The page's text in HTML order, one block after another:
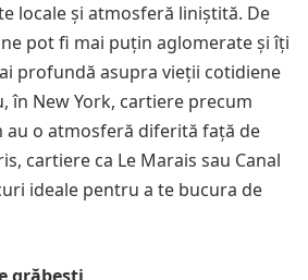
locale și atmosferă liniștită. De
pot fi mai puțin aglomerate și îți
profundă asupra vieții cotidiene
în New York, cartiere precum
au o atmosferă diferită față de
cartiere ca Le Marais sau Canal
ideale pentru a te bucura de